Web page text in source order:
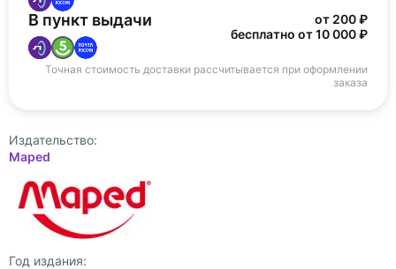
В пункт выдачи
от 200 ₽
бесплатно от 10 000 ₽
Точная стоимость доставки рассчитывается при оформлении
заказа
Издательство:
Maped
Год издания: